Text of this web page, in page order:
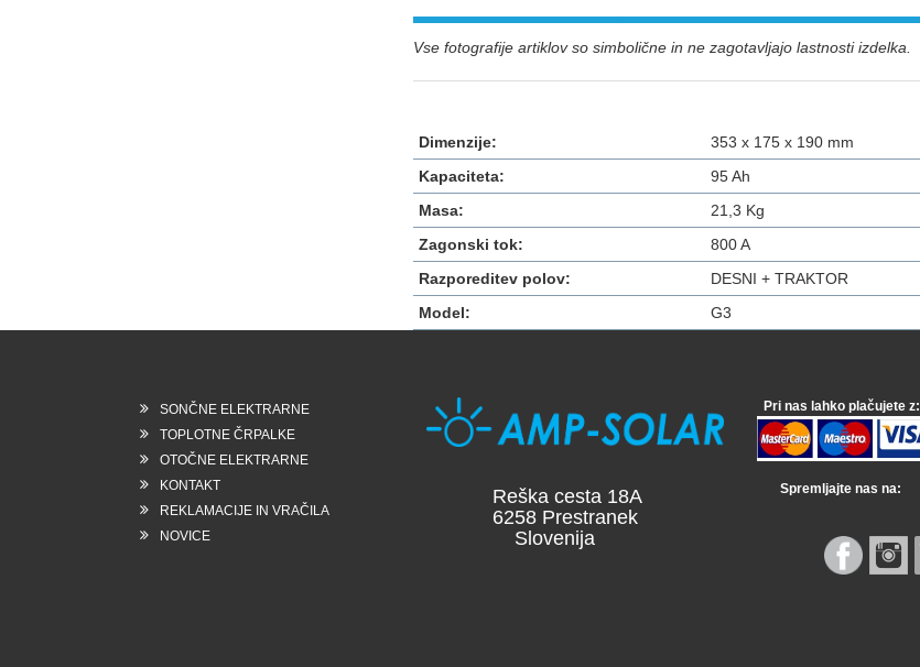
Vse fotografije artiklov so simbolične in ne zagotavljajo lastnosti izdelka.
Dimenzije:
353 x 175 x 190 mm
Kapaciteta:
95 Ah
Masa:
21,3 Kg
Zagonski tok:
800 A
Razporeditev polov:
DESNI + TRAKTOR
Model:
G3
SONČNE ELEKTRARNE
TOPLOTNE ČRPALKE
OTOČNE ELEKTRARNE
KONTAKT
REKLAMACIJE IN VRAČILA
NOVICE
Reška cesta 18A
6258 Prestranek
Slovenija
Pri nas lahko plačujete z:
Spremljajte nas na: